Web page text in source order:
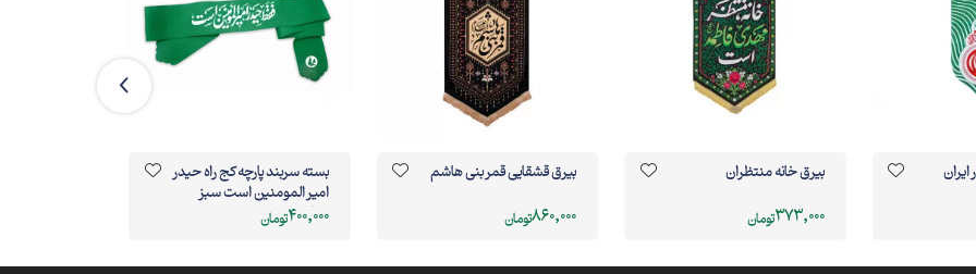
بیرق خانه منتظران
373,000تومان
بیرق قشقایی قمر بنی هاشم
860,000تومان
بسته سربند پارچه کج راه حیدر
امیر المومنین است سبز
4.5*80
400,000تومان